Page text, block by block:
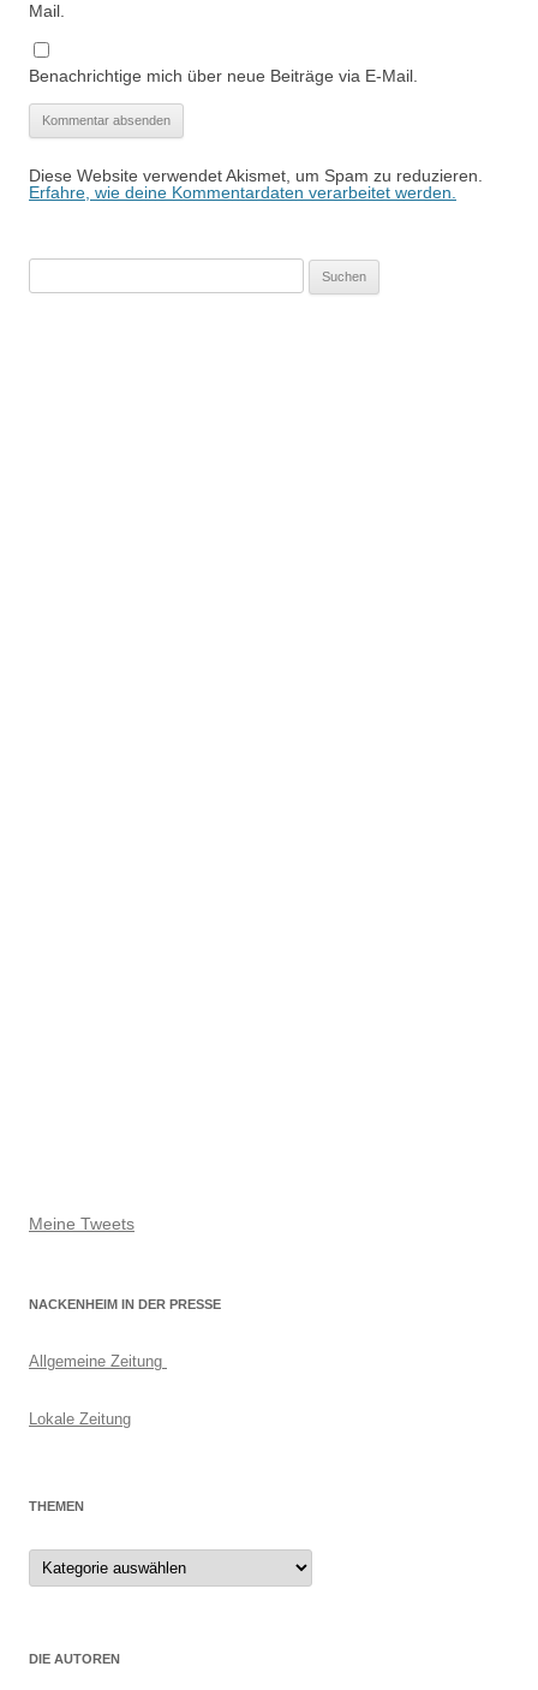
Mail.
Benachrichtige mich über neue Beiträge via E-Mail.
Diese Website verwendet Akismet, um Spam zu reduzieren.
Erfahre, wie deine Kommentardaten verarbeitet werden.
Meine Tweets
NACKENHEIM IN DER PRESSE
Allgemeine Zeitung
Lokale Zeitung
THEMEN
Themen
DIE AUTOREN